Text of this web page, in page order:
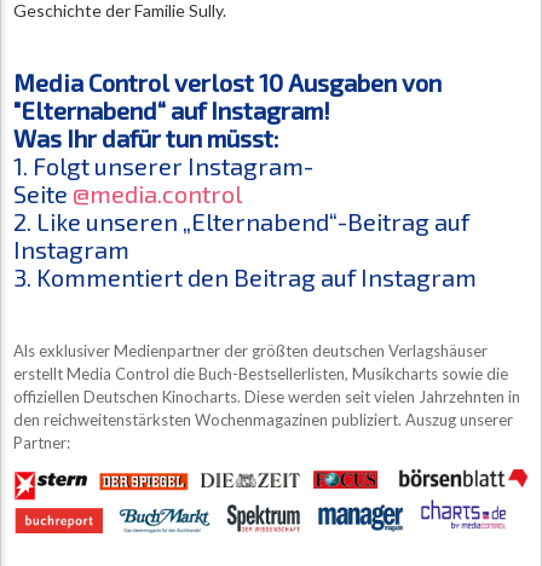
Geschichte der Familie Sully.
Media Control verlost 10 Ausgaben von
"Elternabend“ auf Instagram!
Was Ihr dafür tun müsst:
1. Folgt unserer Instagram-
Seite @media.control
2. Like unseren „Elternabend“-Beitrag auf
Instagram
3. Kommentiert den Beitrag auf Instagram
Als exklusiver Medienpartner der größten deutschen Verlagshäuser
erstellt Media Control die Buch-Bestsellerlisten, Musikcharts sowie die
offiziellen Deutschen Kinocharts. Diese werden seit vielen Jahrzehnten in
den reichweitenstärksten Wochenmagazinen publiziert. Auszug unserer
Partner: